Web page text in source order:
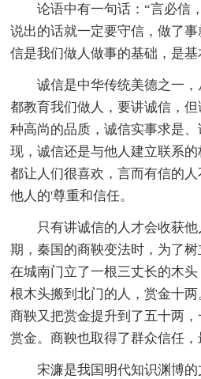
论语中有一句话：“言必信，
说出的话就一定要守信，做了
信是我们做人做事的基础，是基
诚信是中华传统美德之一，
都教育我们做人，要讲诚信，
种高尚的品质，诚信实事求是
现，诚信还是与他人建立联系
都让人们很喜欢，言而有信的
他人的'尊重和信任。
只有讲诚信的人才会收获他
期，秦国的商鞅变法时，为了
在城南门立了一根三丈长的木
根木头搬到北门的人，赏金十两
商鞅又把赏金提升到了五十两
赏金。商鞅也取得了群众信任，
宋濂是我国明代知识渊博的